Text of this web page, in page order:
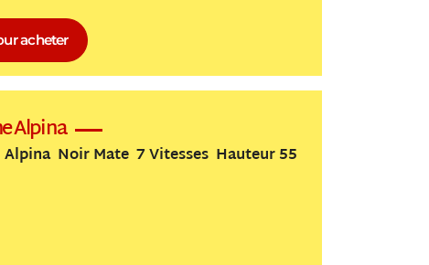
acheter
Alpina
Noir Mate 7 Vitesses Hauteur 55